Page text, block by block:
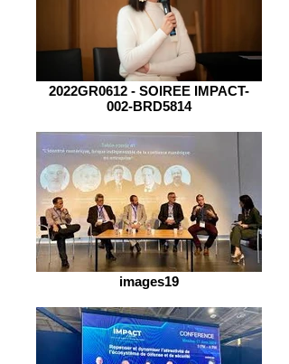
2022GR0612 - SOIREE IMPACT-
002-BRD5814
images19